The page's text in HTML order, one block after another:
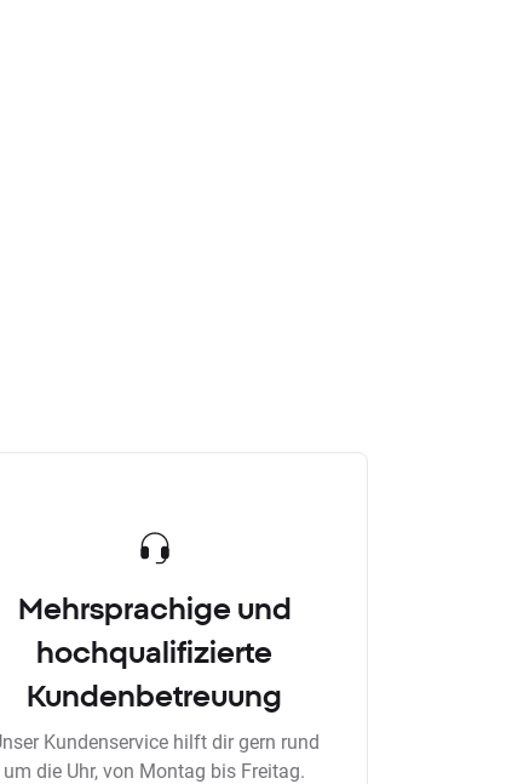
Mehrsprachige und
hochqualifizierte
Kundenbetreuung
Kundenservice hilft dir gern rund
um die Uhr, von Montag bis Freitag.